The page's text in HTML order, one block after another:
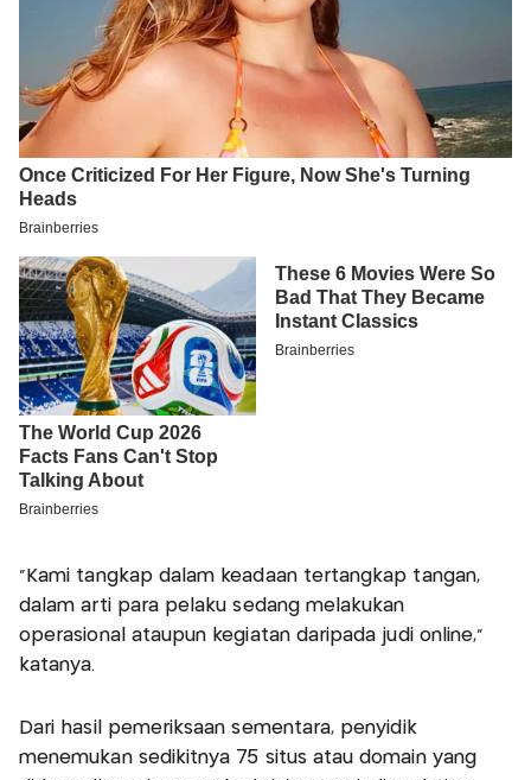
“Kami tangkap dalam keadaan tertangkap tangan,
dalam arti para pelaku sedang melakukan
operasional ataupun kegiatan daripada judi online,”
katanya.
Dari hasil pemeriksaan sementara, penyidik
menemukan sedikitnya 75 situs atau domain yang